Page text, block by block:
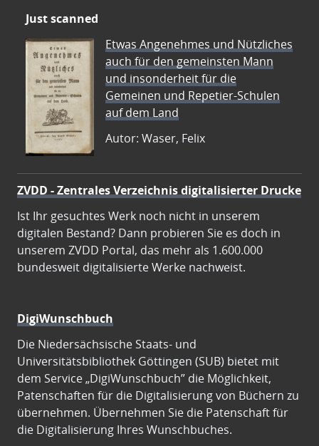
Just scanned
Etwas Angenehmes und Nützliches
auch für den gemeinsten Mann
und insonderheit für die
Gemeinen und Repetier-Schulen
auf dem Land
Autor: Waser, Felix
ZVDD - Zentrales Verzeichnis digitalisierter Drucke
Ist Ihr gesuchtes Werk noch nicht in unserem
digitalen Bestand? Dann probieren Sie es doch in
unserem ZVDD Portal, das mehr als 1.600.000
bundesweit digitalisierte Werke nachweist.
DigiWunschbuch
Die Niedersächsische Staats- und
Universitätsbibliothek Göttingen (SUB) bietet mit
dem Service „DigiWunschbuch” die Möglichkeit,
Patenschaften für die Digitalisierung von Büchern zu
übernehmen. Übernehmen Sie die Patenschaft für
die Digitalisierung Ihres Wunschbuches.